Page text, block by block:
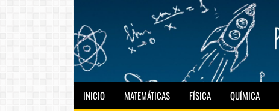
INICIO MATEMÁTICAS FÍSICA QUÍMICA